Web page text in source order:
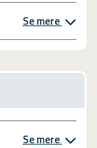
Se mere
Se mere